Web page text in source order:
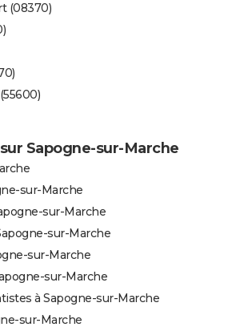
(08370)
Sapogne-sur-Marche
sur-Marche
sur-Marche
sur-Marche
sur-Marche
sur-Marche
à Sapogne-sur-Marche
sur-Marche